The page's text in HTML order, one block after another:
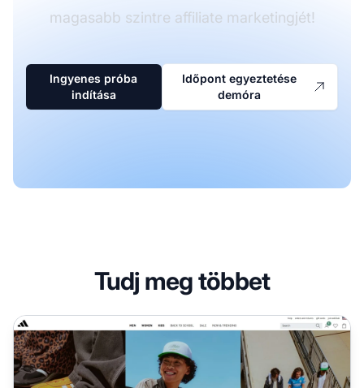
magasabb szintre affiliate marketingjét!
Ingyenes próba
indítása
Időpont egyeztetése
demóra
Tudj meg többet
Adidas Partnerprogram